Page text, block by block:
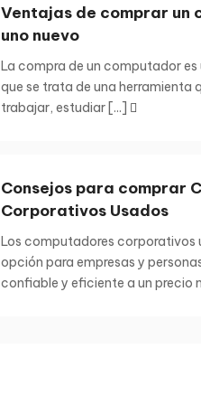
Ventajas de comprar un
uno nuevo
La compra de un computador
que se trata de una herramienta
trabajar, estudiar [...]
Consejos para comprar
Corporativos Usados
Los computadores corporativos
opción para empresas y
confiable y eficiente a un precio